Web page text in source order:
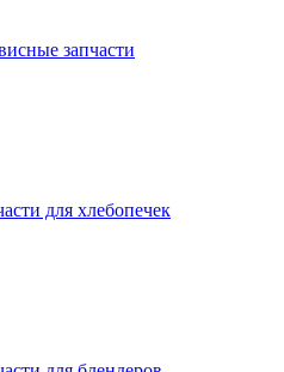
запчасти
для хлебопечек